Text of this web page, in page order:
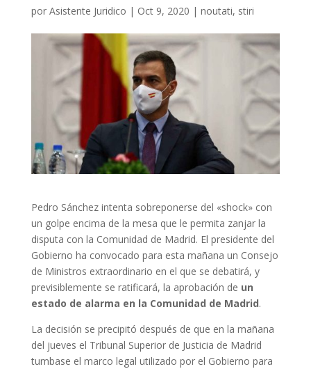
por Asistente Juridico | Oct 9, 2020 | noutati, stiri
Pedro Sánchez intenta sobreponerse del «shock» con
un golpe encima de la mesa que le permita zanjar la
disputa con la Comunidad de Madrid. El presidente del
Gobierno ha convocado para esta mañana un Consejo
de Ministros extraordinario en el que se debatirá, y
previsiblemente se ratificará, la aprobación de un
estado de alarma en la Comunidad de Madrid.
La decisión se precipitó después de que en la mañana
del jueves el Tribunal Superior de Justicia de Madrid
tumbase el marco legal utilizado por el Gobierno para